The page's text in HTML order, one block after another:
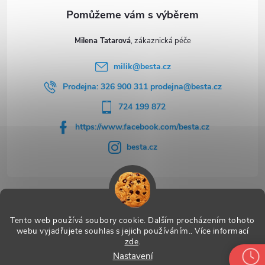
Tento web používá soubory cookie. Dalším procházením tohoto
webu vyjadřujete souhlas s jejich používáním.. Více informací
zde.
Nastavení
Milena Tatarová
milik@besta.cz
Prodejna: 326 900 311 prodejna@besta.cz
724 199 872
https://www.facebook.com/besta.cz
besta.cz
Užitečné odkazy
BESTA. Všechna práva vyhrazena.